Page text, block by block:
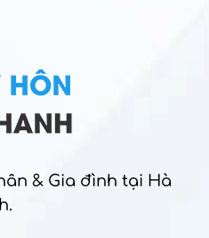
& Gia đình tại Hà